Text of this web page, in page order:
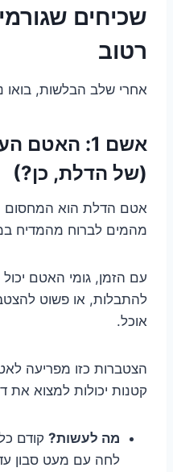
שכיחים
רטוב
אחרי שלב הבלשות, בואו
אשם 1: האטם
(של הדלת, כן?)
אטם הדלת הוא המחסום
מהמים לברוח מהמדיח
עם הזמן, גומי האטם
להתבלות, או פשוט
אוכל.
הצטברות כזו מפריעה
קטנות יכולות למצוא את
מה לעשות? קודם
לחה עם מעט סבון